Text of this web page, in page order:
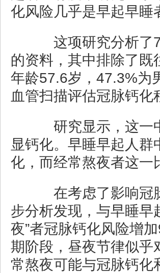
化风险几乎是早起早睡
这项研究分析了
的资料，其中排除了
年龄57.6岁，47.3%为
血管扫描评估冠脉钙化
研究显示，这一
显钙化。早睡早起人
化，而经常熬夜者这一
在考虑了影响冠
步分析发现，与早睡早
夜”者冠脉钙化风险增
期阶段，昼夜节律似乎
常熬夜可能与冠脉钙化